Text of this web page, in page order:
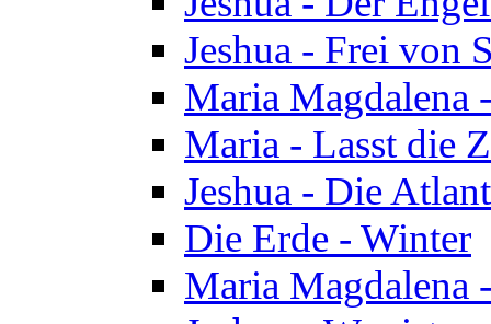
Jeshua - Frei von
Maria Magdalena
Maria - Lasst die
Jeshua - Die
Die Erde - Winter
Maria Magdalena